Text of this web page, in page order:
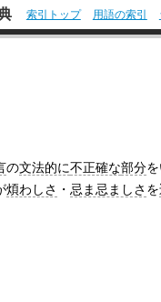
索引トップ 用語の索引
の文法的に不正確な部分
煩わしさ ・ 忌ま忌ましさ を